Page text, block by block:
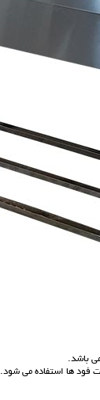
ها استفاده می شود.